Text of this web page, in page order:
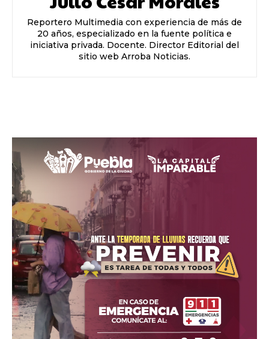
Reportero Multimedia con experiencia de más de
20 años, especializado en la fuente política e
iniciativa privada. Docente. Director Editorial del
sitio web Arroba Noticias.